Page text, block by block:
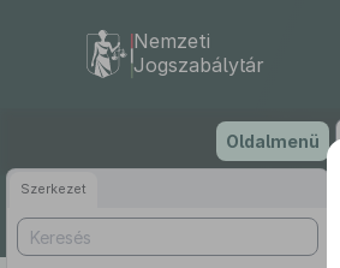
tartalomra
Nemzeti
Jogszabálytár
Oldalmenü
Szerkezet